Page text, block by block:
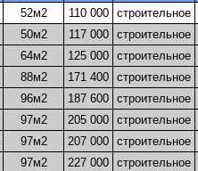
52м2 110 000 cтроительное
50м2 117 000 строительное
64м2 125 000 строительное
88м2 171 400 строительное
96м2 187 600 строительное
97м2 205 000 строительное
97м2 207 000 строительное
97м2 227 000 строительное